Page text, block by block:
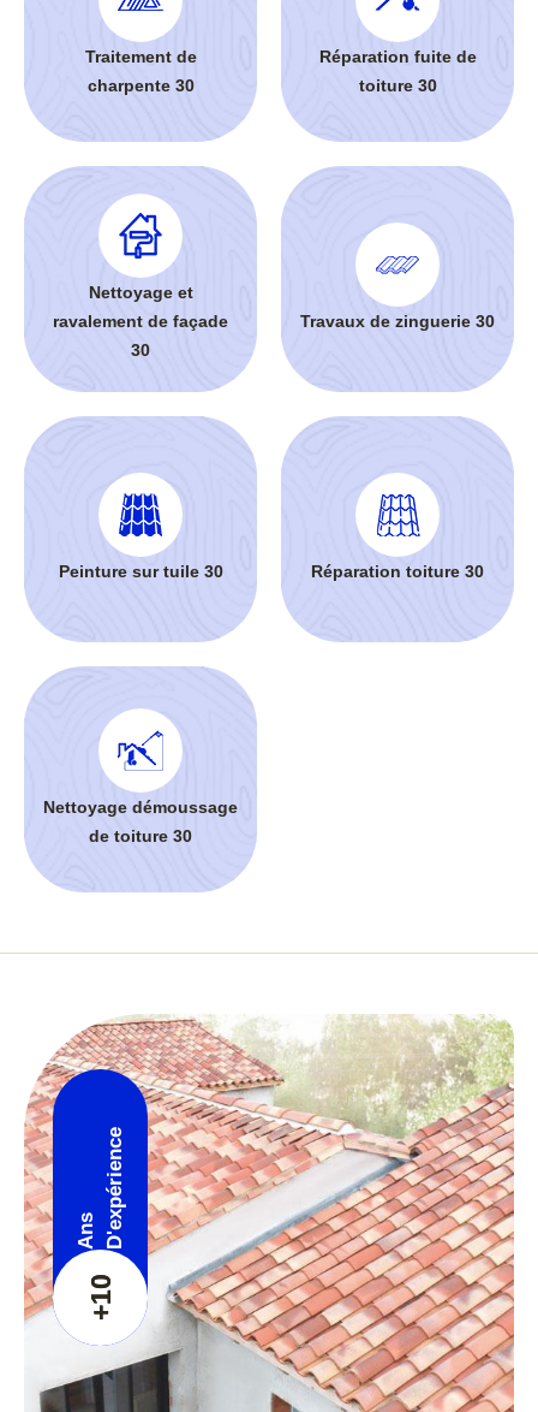
Traitement de
charpente 30
Réparation fuite de
toiture 30
Nettoyage et
ravalement de façade
30
Travaux de zinguerie 30
Peinture sur tuile 30 Réparation toiture 30
Nettoyage démoussage
de toiture 30
+10
Ans D'expérience